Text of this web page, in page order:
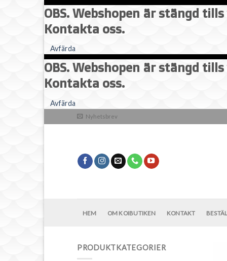
OBS. Webshopen är stängd
Kontakta oss.
Avfärda
OBS. Webshopen är stängd
Kontakta oss.
Avfärda
to
content
Nyhetsbrev
HEM OM KOIBUTIKEN KONTAKT
PRODUKTKATEGORIER